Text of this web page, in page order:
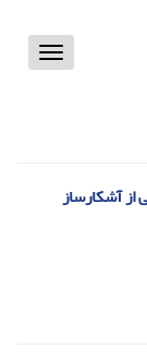
Toggle
آشکارساز